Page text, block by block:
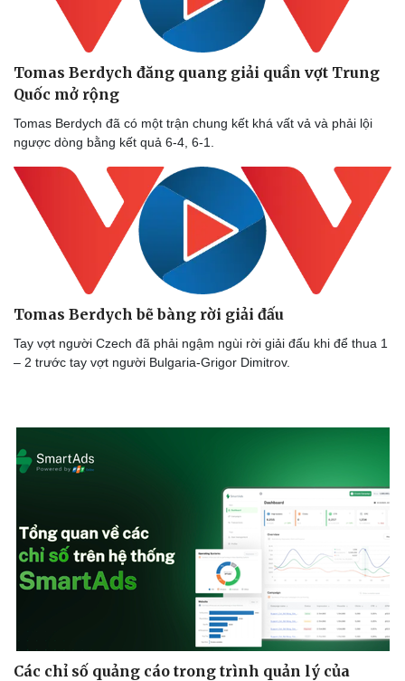
Thế giới thể thao
Ô tô - Xe máy
Ô tô
Xe máy
Tư vấn
Tomas Berdych đăng quang giải quần vợt Trung
Quốc mở rộng
Tomas Berdych đã có một trận chung kết khá vất vả và phải lội
ngược dòng bằng kết quả 6-4, 6-1.
Tomas Berdych bẽ bàng rời giải đấu
Tay vợt người Czech đã phải ngậm ngùi rời giải đấu khi để thua 1
– 2 trước tay vợt người Bulgaria-Grigor Dimitrov.
Các chỉ số quảng cáo trong trình quản lý của